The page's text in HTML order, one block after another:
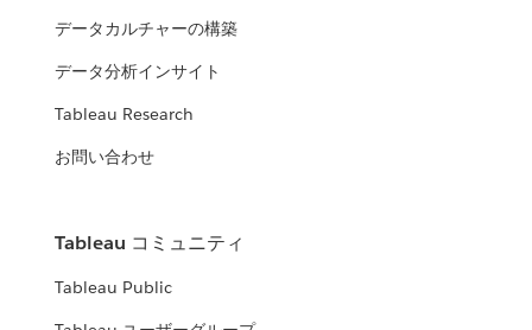
データカルチャーの構築
データ分析インサイト
Tableau Research
お問い合わせ
Tableau コミュニティ
Tableau Public